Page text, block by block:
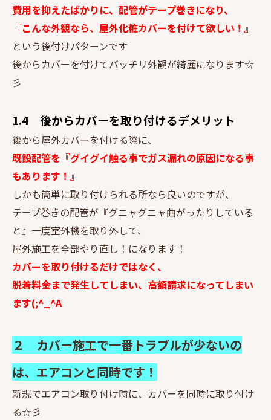
費用を抑えたばかりに、配管がテープ巻きになり、
『こんな外観なら、屋外化粧カバーを付けて欲しい！』
という後付けパターンです
後からカバーを付けてバッチリ外観が綺麗になります☆
彡
1.4 後からカバーを取り付けるデメリット
後から屋外カバーを付ける際に、
既設配管を『グイグイ触る事でガス漏れの原因になる事
もあります！』
しかも簡単に取り付けられる所なら良いのですが、
テープ巻きの配管が『グニャグニャ曲がったりしている
と』一度室外機を取り外して、
屋外施工を全部やり直し！になります！
カバーを取り付けるだけではなく、
脱着料金まで発生してしまい、高額請求になってしまい
ます(;^_^A
２ カバー施工で一番トラブルが少ないの
は、エアコンと同時です！
新規でエアコン取り付け時に、カバーを同時に取り付け
る☆彡